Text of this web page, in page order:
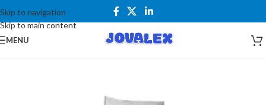
Skip to navigation
Skip to main content
MENU